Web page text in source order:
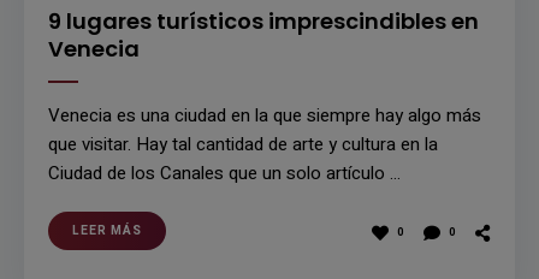
9 lugares turísticos imprescindibles en
Venecia
Venecia es una ciudad en la que siempre hay algo más
que visitar. Hay tal cantidad de arte y cultura en la
Ciudad de los Canales que un solo artículo …
LEER MÁS 0 0